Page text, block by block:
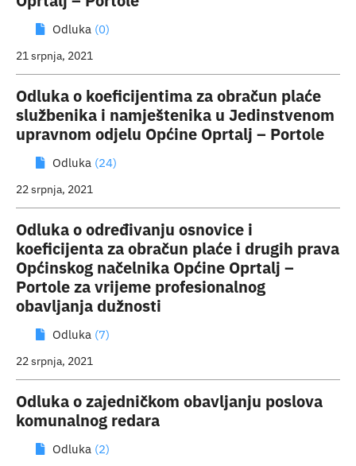
Odluka (0)
21 srpnja, 2021
Odluka o koeficijentima za obračun plaće
službenika i namještenika u Jedinstvenom
upravnom odjelu Općine Oprtalj – Portole
Odluka (24)
22 srpnja, 2021
Odluka o određivanju osnovice i
koeficijenta za obračun plaće i drugih prava
Općinskog načelnika Općine Oprtalj –
Portole za vrijeme profesionalnog
obavljanja dužnosti
Odluka (7)
22 srpnja, 2021
Odluka o zajedničkom obavljanju poslova
komunalnog redara
Odluka (2)